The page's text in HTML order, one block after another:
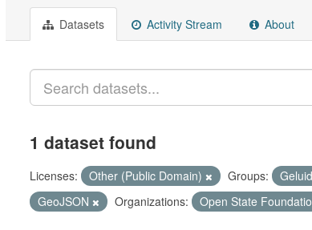
Datasets Activity Stream About
1 dataset found
Licenses: Other (Public Domain) Groups: Geluid
GeoJSON
Organizations: Open State